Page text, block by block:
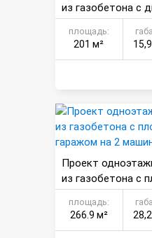
из газобетона с
гаражом
площадь:
201 м²
Проект
из газобетона с
ажом на 2 машины
площадь:
266.9 м²